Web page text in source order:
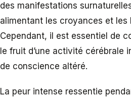
des manifestations
alimentant les croyances et les
Cependant, il est essentiel de
le fruit d’une activité cérébrale
de conscience altéré.
La peur intense ressentie